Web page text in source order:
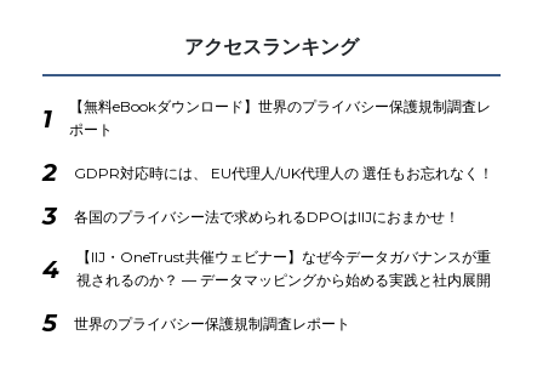
アクセスランキング
1
【無料eBookダウンロード】世界のプライバシー保護規制調査レ
ポート
2 GDPR対応時には、 EU代理人/UK代理人の 選任もお忘れなく！
3 各国のプライバシー法で求められるDPOはIIJにおまかせ！
4
【IIJ・OneTrust共催ウェビナー】なぜ今データガバナンスが重
視されるのか？ ― データマッピングから始める実践と社内展開
5 世界のプライバシー保護規制調査レポート